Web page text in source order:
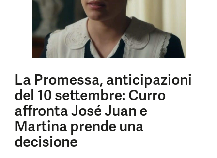
La Promessa, anticipazioni
del 10 settembre: Curro
affronta José Juan e
Martina prende una
decisione